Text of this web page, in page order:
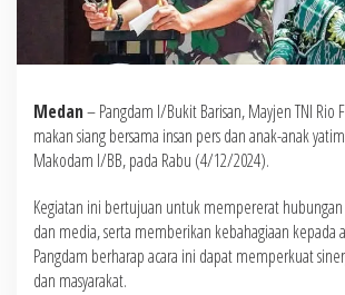
Medan– Pangdam I/Bukit Barisan, Mayjen TNI Rio
makan siang bersama insan pers dan anak-anak
Makodam I/BB, pada Rabu (4/12/2024).
Kegiatan ini bertujuan untuk mempererat
dan media, serta memberikan kebahagiaan kepada
Pangdam berharap acara ini dapat memperkuat
dan masyarakat.